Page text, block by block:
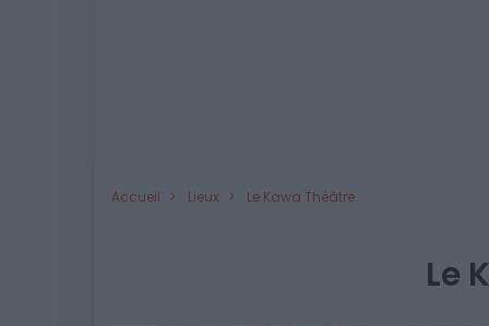
Accueil Lieux Le Kawa Théâtre
Le